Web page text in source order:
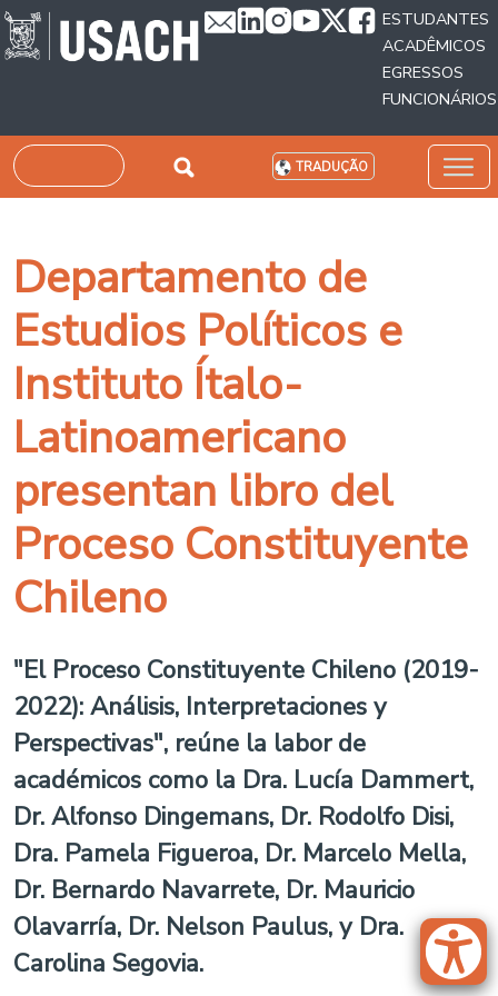
Passar para o conteúdo principal
ESTUDANTES
ACADÊMICOS
EGRESSOS
FUNCIONÁRIOS
Pesquisar TRADUÇÃO
Departamento de
Estudios Políticos e
Instituto Ítalo-
Latinoamericano
presentan libro del
Proceso Constituyente
Chileno
"El Proceso Constituyente Chileno (2019-
2022): Análisis, Interpretaciones y
Perspectivas", reúne la labor de
académicos como la Dra. Lucía Dammert,
Dr. Alfonso Dingemans, Dr. Rodolfo Disi,
Dra. Pamela Figueroa, Dr. Marcelo Mella,
Dr. Bernardo Navarrete, Dr. Mauricio
Olavarría, Dr. Nelson Paulus, y Dra.
Carolina Segovia.